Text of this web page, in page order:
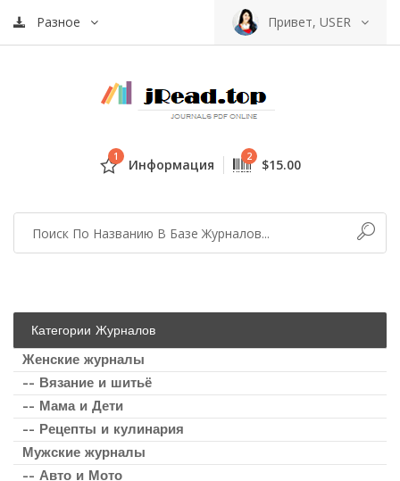
Разное Привет, USER
1 Информация 2 $15.00
Категории Журналов
Женские журналы
-- Вязание и шитьё
-- Мама и Дети
-- Рецепты и кулинария
Мужские журналы
-- Авто и Мото